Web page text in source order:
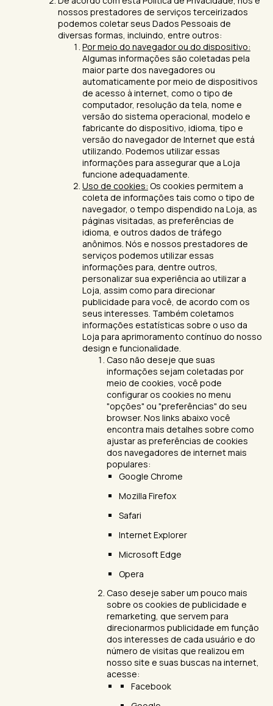
nossos prestadores de serviços terceirizados
podemos coletar seus Dados Pessoais de
diversas formas, incluindo, entre outros:
Por meio do navegador ou do dispositivo:
Algumas informações são coletadas pela
maior parte dos navegadores ou
automaticamente por meio de dispositivos
de acesso à internet, como o tipo de
computador, resolução da tela, nome e
versão do sistema operacional, modelo e
fabricante do dispositivo, idioma, tipo e
versão do navegador de Internet que está
utilizando. Podemos utilizar essas
informações para assegurar que a Loja
funcione adequadamente.
Uso de cookies: Os cookies permitem a
coleta de informações tais como o tipo de
navegador, o tempo dispendido na Loja, as
páginas visitadas, as preferências de
idioma, e outros dados de tráfego
anônimos. Nós e nossos prestadores de
serviços podemos utilizar essas
informações para, dentre outros,
personalizar sua experiência ao utilizar a
Loja, assim como para direcionar
publicidade para você, de acordo com os
seus interesses. Também coletamos
informações estatísticas sobre o uso da
Loja para aprimoramento contínuo do nosso
design e funcionalidade.
Caso não deseje que suas
informações sejam coletadas por
meio de cookies, você pode
configurar os cookies no menu
"opções" ou "preferências" do seu
browser. Nos links abaixo você
encontra mais detalhes sobre como
ajustar as preferências de cookies
dos navegadores de internet mais
populares:
Google Chrome
Mozilla Firefox
Safari
Internet Explorer
Microsoft Edge
Opera
Caso deseje saber um pouco mais
sobre os cookies de publicidade e
remarketing, que servem para
direcionarmos publicidade em função
dos interesses de cada usuário e do
número de visitas que realizou em
nosso site e suas buscas na internet,
acesse:
Facebook